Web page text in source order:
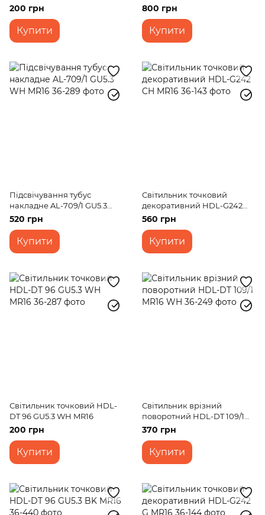
200 грн
Купити
MR16
800 грн
Купити
Підсвічування тубус
накладне AL-709/1 GU5.3
WH MR16
520 грн
Купити
Світильник точковий
декоративний HDL-G242
CH MR16
560 грн
Купити
Світильник точковий HDL-
DT 96 GU5.3 WH MR16
200 грн
Купити
Світильник врізний
поворотний HDL-DT 109/1
MR16 WH
370 грн
Купити